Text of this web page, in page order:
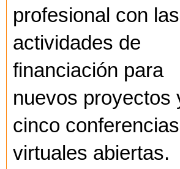
profesional con las
actividades de
financiación para
nuevos proyectos
cinco conferencias
virtuales abiertas.